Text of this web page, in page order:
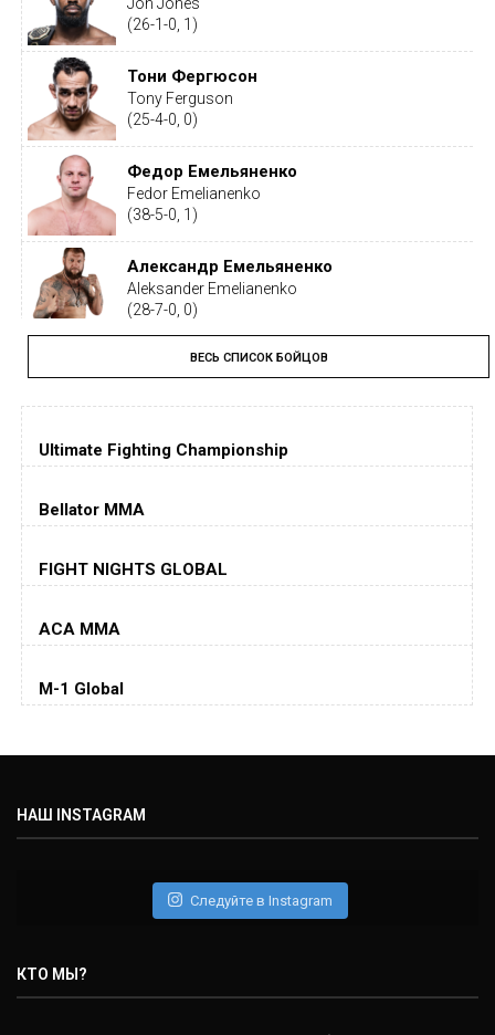
(26-1-0, 1)
Тони Фергюсон
Tony Ferguson
(25-4-0, 0)
Федор Емельяненко
Fedor Emelianenko
(38-5-0, 1)
Александр Емельяненко
Aleksander Emelianenko
(28-7-0, 0)
Тайрон Вудли
Tyron Woodley
(19-5-1, 0)
Дастин Порье
(26-6-0, 1)
Jorge Masvidal
Колби Ковингтон
Дэниель Кормье
(22-2-0, 1)
ВЕСЬ СПИСОК БОЙЦОВ
Ultimate Fighting Championship
Bellator MMA
FIGHT NIGHTS GLOBAL
ACA MMA
M-1 Global
НАШ INSTAGRAM
Следуйте в Instagram
КТО МЫ?